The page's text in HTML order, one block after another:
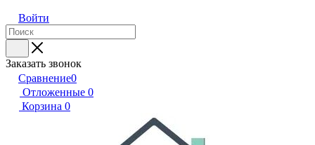
Войти
Заказать звонок
Сравнение0
Отложенные 0
Корзина 0